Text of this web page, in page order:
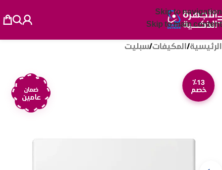
Skip to navigation
Skip to main content
الرئيسية/المكيفات/سبليت
٪13
خصم
ضمان
عامين